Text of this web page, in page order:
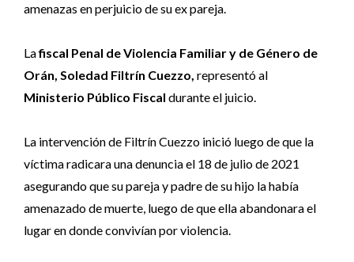
amenazas en perjuicio de su ex pareja.
Lafiscal Penal de Violencia Familiar y de Género de
Orán, Soledad Filtrín Cuezzo, representó al
Ministerio Público Fiscal durante el juicio.
La intervención de Filtrín Cuezzo inició luego de que la
víctima radicara una denuncia el 18 de julio de 2021
asegurando que su pareja y padre de su hijo la había
amenazado de muerte, luego de que ella abandonara el
lugar en donde convivían por violencia.